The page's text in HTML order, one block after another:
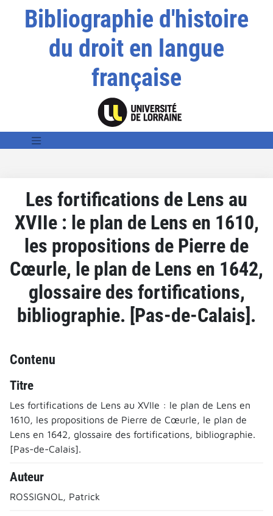
Bibliographie d'histoire
du droit en langue
française
Les fortifications de Lens au
XVIIe : le plan de Lens en 1610,
les propositions de Pierre de
Cœurle, le plan de Lens en 1642,
glossaire des fortifications,
bibliographie. [Pas-de-Calais].
Contenu
Titre
Les fortifications de Lens au XVIIe : le plan de Lens en
1610, les propositions de Pierre de Cœurle, le plan de
Lens en 1642, glossaire des fortifications, bibliographie.
[Pas-de-Calais].
Auteur
ROSSIGNOL, Patrick